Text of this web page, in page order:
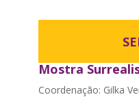
Mostra
Coordenação: Gilka